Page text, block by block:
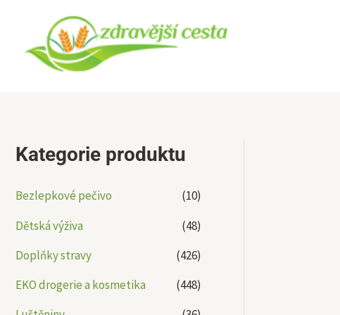
obsah
Kategorie produktu
Bezlepkové pečivo
(10)
Dětská výživa
(48)
Doplňky stravy
(426)
EKO drogerie a kosmetika
(448)